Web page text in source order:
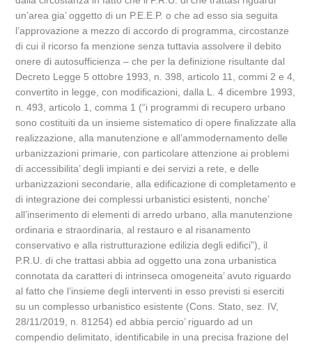
un’area gia’ oggetto di un P.E.E.P. o che ad esso sia seguita
l’approvazione a mezzo di accordo di programma, circostanze
di cui il ricorso fa menzione senza tuttavia assolvere il debito
onere di autosufficienza – che per la definizione risultante dal
Decreto Legge 5 ottobre 1993, n. 398, articolo 11, commi 2 e 4,
convertito in legge, con modificazioni, dalla L. 4 dicembre 1993,
n. 493, articolo 1, comma 1 (“i programmi di recupero urbano
sono costituiti da un insieme sistematico di opere finalizzate alla
realizzazione, alla manutenzione e all’ammodernamento delle
urbanizzazioni primarie, con particolare attenzione ai problemi
di accessibilita’ degli impianti e dei servizi a rete, e delle
urbanizzazioni secondarie, alla edificazione di completamento e
di integrazione dei complessi urbanistici esistenti, nonche’
all’inserimento di elementi di arredo urbano, alla manutenzione
ordinaria e straordinaria, al restauro e al risanamento
conservativo e alla ristrutturazione edilizia degli edifici”), il
P.R.U. di che trattasi abbia ad oggetto una zona urbanistica
connotata da caratteri di intrinseca omogeneita’ avuto riguardo
al fatto che l’insieme degli interventi in esso previsti si eserciti
su un complesso urbanistico esistente (Cons. Stato, sez. IV,
28/11/2019, n. 81254) ed abbia percio’ riguardo ad un
compendio delimitato, identificabile in una precisa frazione del